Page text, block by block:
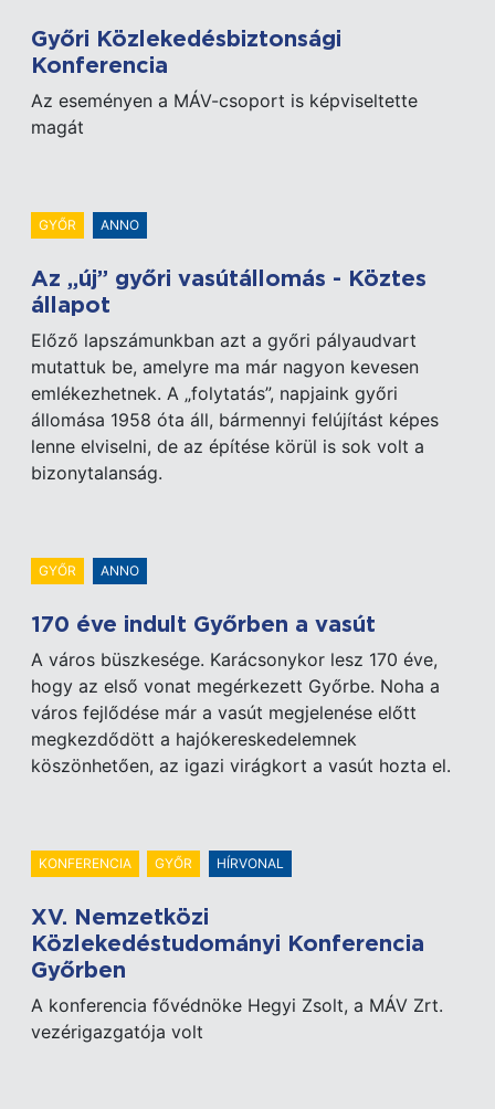
Győri Közlekedésbiztonsági
Konferencia
Az eseményen a MÁV-csoport is képviseltette
magát
GYŐR ANNO
Az „új” győri vasútállomás - Köztes
állapot
Előző lapszámunkban azt a győri pályaudvart
mutattuk be, amelyre ma már nagyon kevesen
emlékezhetnek. A „folytatás”, napjaink győri
állomása 1958 óta áll, bármennyi felújítást képes
lenne elviselni, de az építése körül is sok volt a
bizonytalanság.
GYŐR ANNO
170 éve indult Győrben a vasút
A város büszkesége. Karácsonykor lesz 170 éve,
hogy az első vonat megérkezett Győrbe. Noha a
város fejlődése már a vasút megjelenése előtt
megkezdődött a hajókereskedelemnek
köszönhetően, az igazi virágkort a vasút hozta el.
KONFERENCIA GYŐR HÍRVONAL
XV. Nemzetközi
Közlekedéstudományi Konferencia
Győrben
A konferencia fővédnöke Hegyi Zsolt, a MÁV Zrt.
vezérigazgatója volt